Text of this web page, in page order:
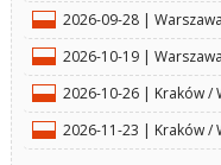
2026-09-28 |
2026-10-19 |
2026-10-26 | Kraków /
2026-11-23 | Kraków /